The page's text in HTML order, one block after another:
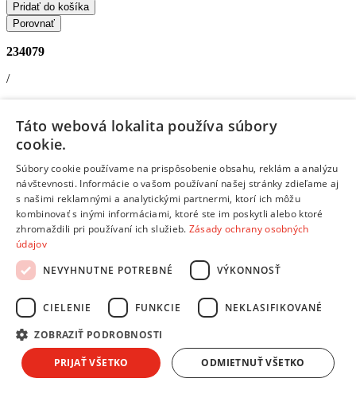
Pridať do košíka
Porovnať
234079
/
Doloni Doloni ECO Line Kuchynský set béžová + 34 ks
príslušenstva
Doprava zdarma
Ušetríš
‐6%
15,99 €
Dostupný
V predajni14.08. , u teba 14.08.
14,99 € s DPH
Pridať do košíka
Porovnať
Táto webová lokalita používa súbory
cookie.
Súbory cookie používame na prispôsobenie obsahu, reklám a analýzu
návštevnosti. Informácie o vašom používaní našej stránky zdieľame aj
s našimi reklamnými a analytickými partnermi, ktorí ich môžu
kombinovať s inými informáciami, ktoré ste im poskytli alebo ktoré
zhromaždili pri používaní ich služieb. Zásady ochrany osobných
údajov
NEVYHNUTNE POTREBNÉ
VÝKONNOSŤ
CIELENIE FUNKCIE NEKLASIFIKOVANÉ
ZOBRAZIŤ PODROBNOSTI
PRIJAŤ VŠETKO ODMIETNUŤ VŠETKO